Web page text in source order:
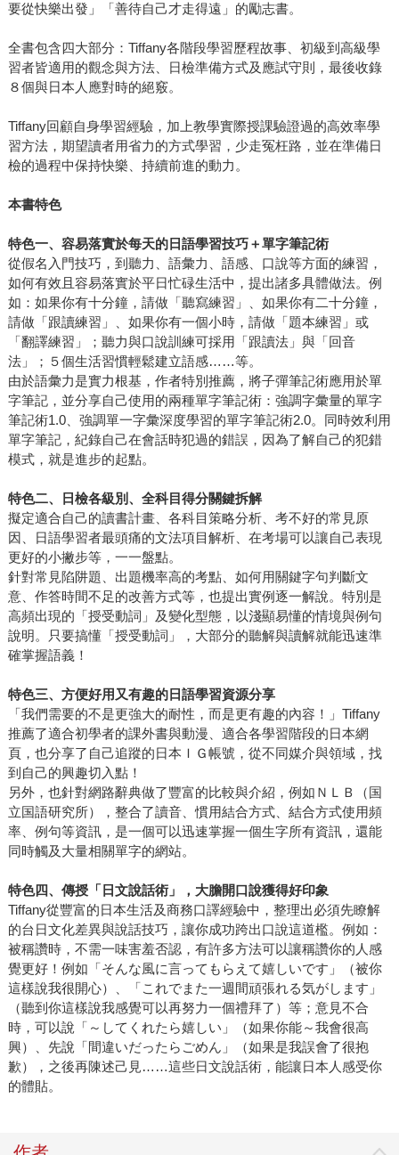
要從快樂出發」「善待自己才走得遠」的勵志書。
全書包含四大部分：Tiffany各階段學習歷程故事、初級到高級學
習者皆適用的觀念與方法、日檢準備方式及應試守則，最後收錄
８個與日本人應對時的絕竅。
Tiffany回顧自身學習經驗，加上教學實際授課驗證過的高效率學
習方法，期望讀者用省力的方式學習，少走冤枉路，並在準備日
檢的過程中保持快樂、持續前進的動力。
本書特色
特色一、容易落實於每天的日語學習技巧＋單字筆記術
從假名入門技巧，到聽力、語彙力、語感、口說等方面的練習，
如何有效且容易落實於平日忙碌生活中，提出諸多具體做法。例
如：如果你有十分鐘，請做「聽寫練習」、如果你有二十分鐘，
請做「跟讀練習」、如果你有一個小時，請做「題本練習」或
「翻譯練習」；聽力與口說訓練可採用「跟讀法」與「回音
法」；５個生活習慣輕鬆建立語感……等。
由於語彙力是實力根基，作者特別推薦，將子彈筆記術應用於單
字筆記，並分享自己使用的兩種單字筆記術：強調字彙量的單字
筆記術1.0、強調單一字彙深度學習的單字筆記術2.0。同時效利用
單字筆記，紀錄自己在會話時犯過的錯誤，因為了解自己的犯錯
模式，就是進步的起點。
特色二、日檢各級別、全科目得分關鍵拆解
擬定適合自己的讀書計畫、各科目策略分析、考不好的常見原
因、日語學習者最頭痛的文法項目解析、在考場可以讓自己表現
更好的小撇步等，一一盤點。
針對常見陷阱題、出題機率高的考點、如何用關鍵字句判斷文
意、作答時間不足的改善方式等，也提出實例逐一解說。特別是
高頻出現的「授受動詞」及變化型態，以淺顯易懂的情境與例句
說明。只要搞懂「授受動詞」，大部分的聽解與讀解就能迅速準
確掌握語義！
特色三、方便好用又有趣的日語學習資源分享
「我們需要的不是更強大的耐性，而是更有趣的內容！」Tiffany
推薦了適合初學者的課外書與動漫、適合各學習階段的日本網
頁，也分享了自己追蹤的日本ＩＧ帳號，從不同媒介與領域，找
到自己的興趣切入點！
另外，也針對網路辭典做了豐富的比較與介紹，例如ＮＬＢ（国
立国語研究所），整合了讀音、慣用結合方式、結合方式使用頻
率、例句等資訊，是一個可以迅速掌握一個生字所有資訊，還能
同時觸及大量相關單字的網站。
特色四、傳授「日文說話術」，大膽開口說獲得好印象
Tiffany從豐富的日本生活及商務口譯經驗中，整理出必須先瞭解
的台日文化差異與說話技巧，讓你成功跨出口說這道檻。例如：
被稱讚時，不需一味害羞否認，有許多方法可以讓稱讚你的人感
覺更好！例如「そんな風に言ってもらえて嬉しいです」（被你
這樣說我很開心）、「これでまた一週間頑張れる気がします」
（聽到你這樣說我感覺可以再努力一個禮拜了）等；意見不合
時，可以說「～してくれたら嬉しい」（如果你能～我會很高
興）、先說「間違いだったらごめん」（如果是我誤會了很抱
歉），之後再陳述己見……這些日文說話術，能讓日本人感受你
的體貼。